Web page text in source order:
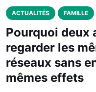
ACTUALITÉS FAMILLE
Pourquoi deux
regarder les
réseaux sans
mêmes effets